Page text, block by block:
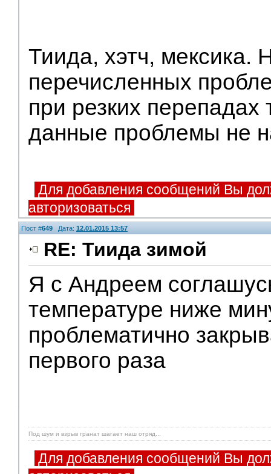
Тиида, хэтч, мексика.
перечисленных
при резких перепадах
данные проблемы не
Для добавления сообщений Вы
авторизоваться
Пост #649 Дата: 12.01.2015 13:57
RE: Тиида зимой
Я с Андреем
температуре ниже
проблематично
первого раза
Под шум и взрыв гранат шагает наш отряд...
Для добавления сообщений Вы